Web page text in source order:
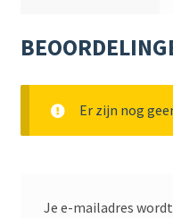
Er zijn nog
Je e-mailadres